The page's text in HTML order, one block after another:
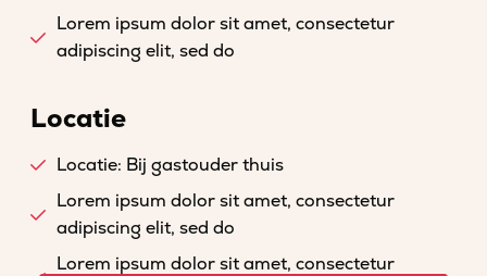
Lorem ipsum dolor sit amet, consectetur
adipiscing elit, sed do
Locatie
Locatie: Bij gastouder thuis
Lorem ipsum dolor sit amet, consectetur
adipiscing elit, sed do
Lorem ipsum dolor sit amet, consectetur